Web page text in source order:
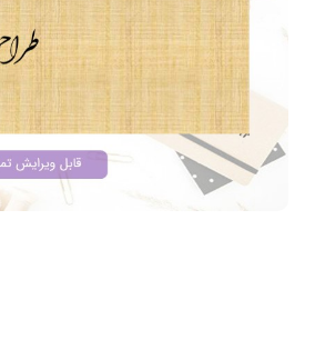
علاقه
مندی
ها